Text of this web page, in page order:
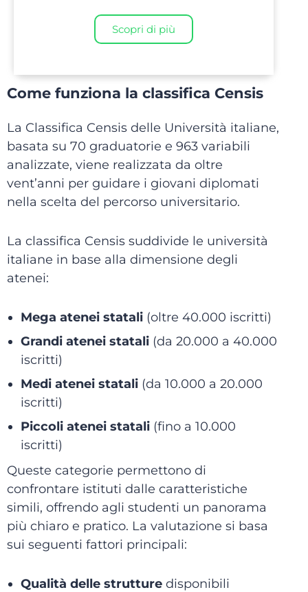
Scopri di più
Come funziona la classifica Censis
La Classifica Censis delle Università italiane,
basata su 70 graduatorie e 963 variabili
analizzate, viene realizzata da oltre
vent’anni per guidare i giovani diplomati
nella scelta del percorso universitario.
La classifica Censis suddivide le università
italiane in base alla dimensione degli
atenei:
Mega atenei statali (oltre 40.000 iscritti)
Grandi atenei statali (da 20.000 a 40.000
iscritti)
Medi atenei statali (da 10.000 a 20.000
iscritti)
Piccoli atenei statali (fino a 10.000
iscritti)
Queste categorie permettono di
confrontare istituti dalle caratteristiche
simili, offrendo agli studenti un panorama
più chiaro e pratico. La valutazione si basa
sui seguenti fattori principali:
Qualità delle strutture disponibili